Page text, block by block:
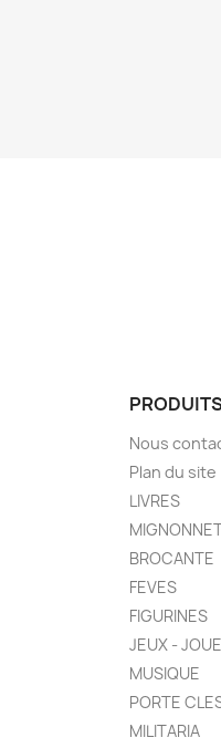
Nous
Plan du site
LIVRES
BROCANTE
FEVES
FIGURINES
JEUX -
MUSIQUE
PORTE
MILITARIA